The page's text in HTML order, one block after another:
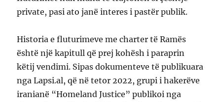
private, pasi ato janë interes i pastër publik.
Historia e fluturimeve me charter të Ramës
është një kapitull që prej kohësh i paraprin
këtij vendimi. Sipas dokumenteve të publikuara
nga Lapsi.al, që në tetor 2022, grupi i hakerëve
iranianë “Homeland Justice” publikoi nga